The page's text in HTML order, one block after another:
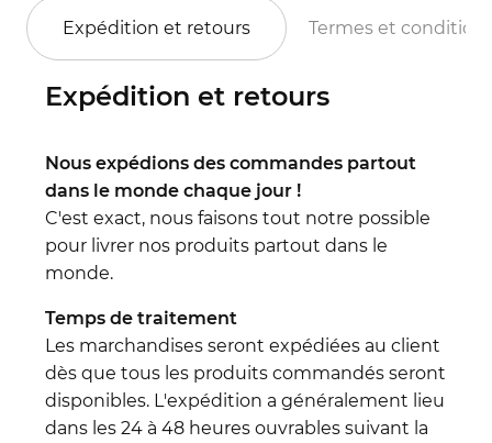
Expédition et retours Termes et
Expédition et retours
Nous expédions des commandes partout
dans le monde chaque jour !
C'est exact, nous faisons tout notre possible
pour livrer nos produits partout dans le
monde.
Temps de traitement
Les marchandises seront expédiées au client
dès que tous les produits commandés seront
disponibles. L'expédition a généralement lieu
dans les 24 à 48 heures ouvrables suivant la